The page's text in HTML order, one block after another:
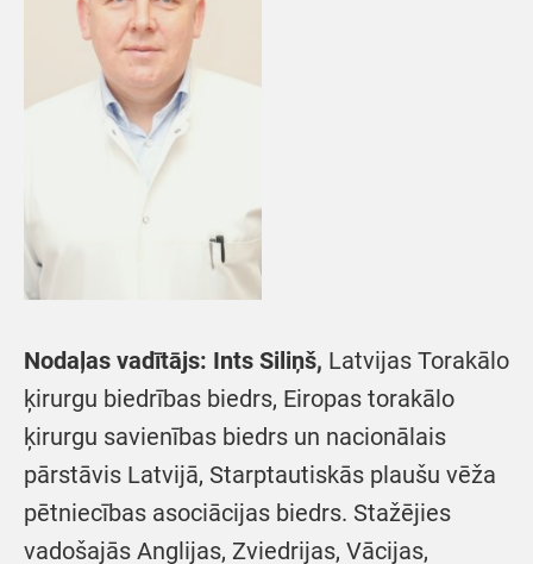
Nodaļas vadītājs: Ints Siliņš, Latvijas Torakālo
ķirurgu biedrības biedrs, Eiropas torakālo
ķirurgu savienības biedrs un nacionālais
pārstāvis Latvijā, Starptautiskās plaušu vēža
pētniecības asociācijas biedrs. Stažējies
vadošajās Anglijas, Zviedrijas, Vācijas,